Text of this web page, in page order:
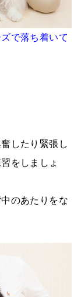
で落ち着いて
したり緊張し
をしましょ
のあたりをな